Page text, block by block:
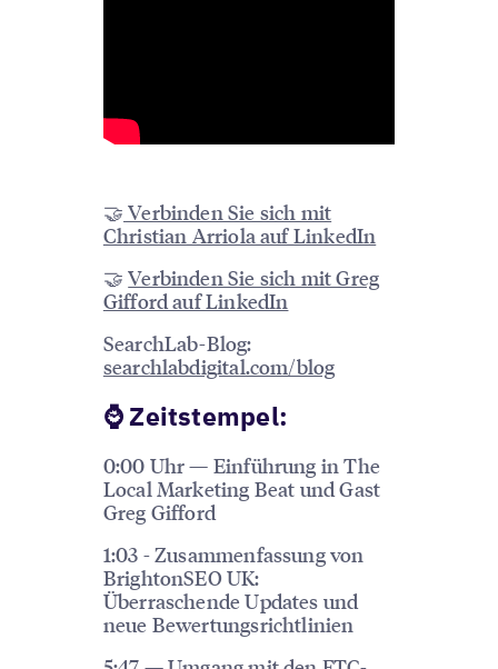
🤝 Verbinden Sie sich mit
Christian Arriola auf LinkedIn
🤝Verbinden Sie sich mit Greg
Gifford auf LinkedIn
SearchLab-Blog:
searchlabdigital.com/blog
⌚️ Zeitstempel:
0:00 Uhr — Einführung in The
Local Marketing Beat und Gast
Greg Gifford
1:03 - Zusammenfassung von
BrightonSEO UK:
Überraschende Updates und
neue Bewertungsrichtlinien